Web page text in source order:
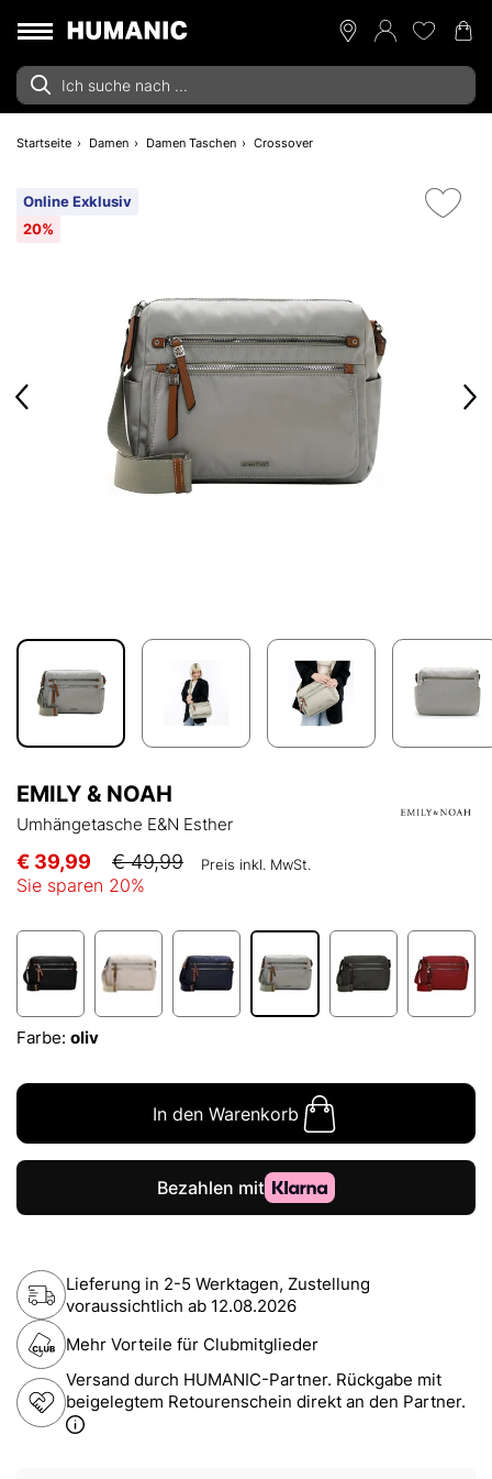
Startseite Damen Damen Taschen Crossover
Online Exklusiv
20%
EMILY & NOAH
Umhängetasche E&N Esther
€ 39,99 € 49,99 Preis inkl. MwSt.
Sie sparen 20%
Farbe: oliv
In den Warenkorb
Lieferung in 2-5 Werktagen, Zustellung
voraussichtlich ab 12.08.2026
Mehr Vorteile für Clubmitglieder
Versand durch HUMANIC-Partner. Rückgabe mit
beigelegtem Retourenschein direkt an den Partner.